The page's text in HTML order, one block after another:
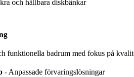
och hållbara diskbänkar
funktionella badrum med fokus på
- Anpassade förvaringslösningar